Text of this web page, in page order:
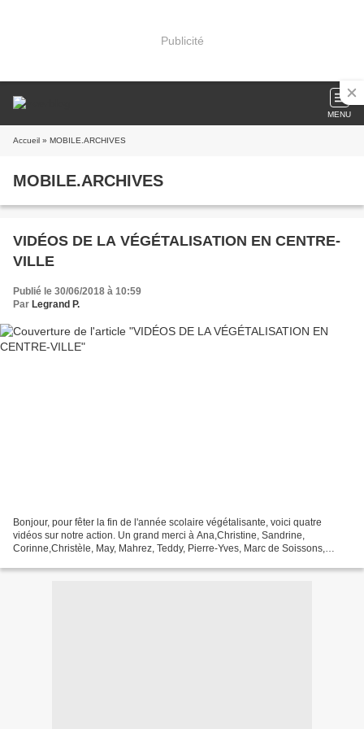
Publicité
MENU
Accueil » MOBILE.ARCHIVES
MOBILE.ARCHIVES
VIDÉOS DE LA VÉGÉTALISATION EN CENTRE-
VILLE
Publié le 30/06/2018 à 10:59
Par Legrand P.
Bonjour, pour fêter la fin de l'année scolaire végétalisante, voici quatre
vidéos sur notre action. Un grand merci à Ana,Christine, Sandrine,
Corinne,Christèle, May, Mahrez, Teddy, Pierre-Yves, Marc de Soissons,